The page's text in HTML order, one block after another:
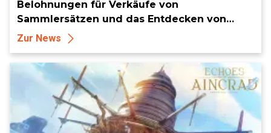
Belohnungen für Verkäufe von
Sammlersätzen und das Entdecken von
Sammlerstücken, in Telegramm-Missionen
Zur News